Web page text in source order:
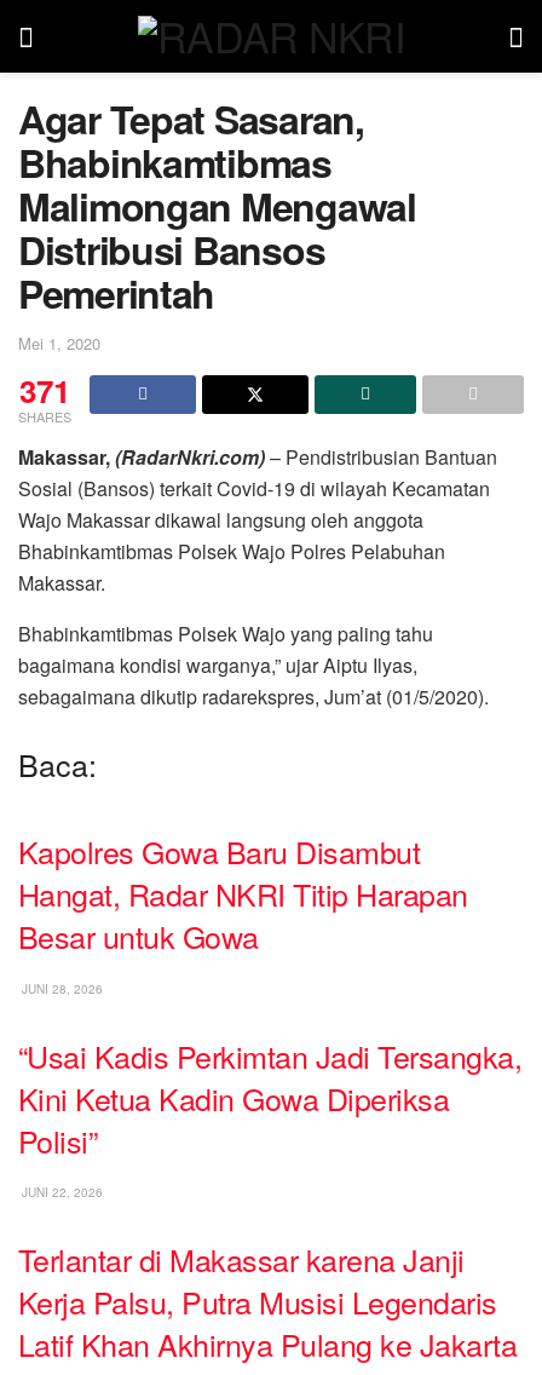
Agar Tepat Sasaran,
Bhabinkamtibmas
Malimongan Mengawal
Distribusi Bansos
Pemerintah
Mei 1, 2020
371
SHARES
Makassar,(RadarNkri.com)– Pendistribusian Bantuan
Sosial (Bansos) terkait Covid-19 di wilayah Kecamatan
Wajo Makassar dikawal langsung oleh anggota
Bhabinkamtibmas Polsek Wajo Polres Pelabuhan
Makassar.
Bhabinkamtibmas Polsek Wajo yang paling tahu
bagaimana kondisi warganya,” ujar Aiptu Ilyas,
sebagaimana dikutip radarekspres, Jum’at (01/5/2020).
Baca:
Kapolres Gowa Baru Disambut
Hangat, Radar NKRI Titip Harapan
Besar untuk Gowa
JUNI 28, 2026
“Usai Kadis Perkimtan Jadi Tersangka,
Kini Ketua Kadin Gowa Diperiksa
Polisi”
JUNI 22, 2026
Terlantar di Makassar karena Janji
Kerja Palsu, Putra Musisi Legendaris
Latif Khan Akhirnya Pulang ke Jakarta